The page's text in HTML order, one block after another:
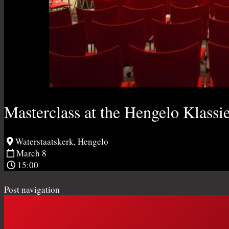
Masterclass at the Hengelo
Waterstaatskerk, Hengelo
March 8
15:00
Post navigation